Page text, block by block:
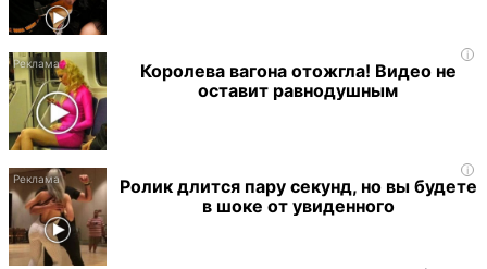
i
Королева вагона отожгла! Видео не
оставит равнодушным
i
Ролик длится пару секунд, но вы будете
в шоке от увиденного